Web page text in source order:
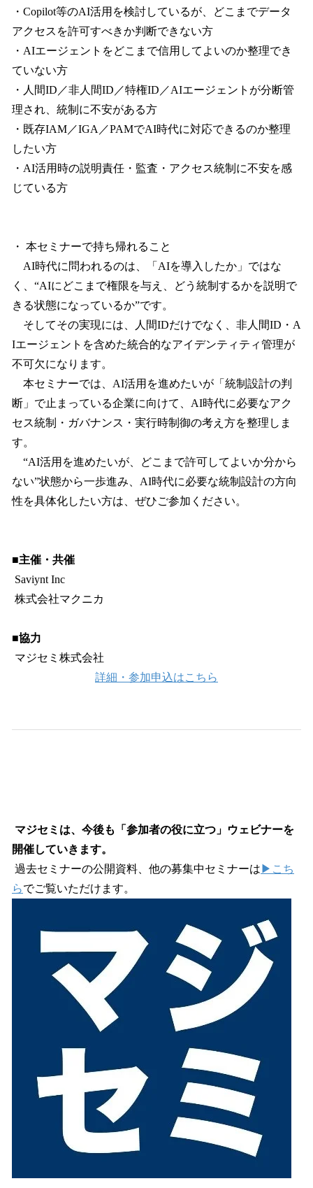
・Copilot等のAI活用を検討しているが、どこまでデータ
アクセスを許可すべきか判断できない方
・AIエージェントをどこまで信用してよいのか整理でき
ていない方
・人間ID／非人間ID／特権ID／AIエージェントが分断管
理され、統制に不安がある方
・既存IAM／IGA／PAMでAI時代に対応できるのか整理
したい方
・AI活用時の説明責任・監査・アクセス統制に不安を感
じている方
・ 本セミナーで持ち帰れること
AI時代に問われるのは、「AIを導入したか」ではな
く、“AIにどこまで権限を与え、どう統制するかを説明で
きる状態になっているか”です。
そしてその実現には、人間IDだけでなく、非人間ID・A
Iエージェントを含めた統合的なアイデンティティ管理が
不可欠になります。
本セミナーでは、AI活用を進めたいが「統制設計の判
断」で止まっている企業に向けて、AI時代に必要なアク
セス統制・ガバナンス・実行時制御の考え方を整理しま
す。
“AI活用を進めたいが、どこまで許可してよいか分から
ない”状態から一歩進み、AI時代に必要な統制設計の方向
性を具体化したい方は、ぜひご参加ください。
■主催・共催
Saviynt Inc
株式会社マクニカ
■協力
マジセミ株式会社
詳細・参加申込はこちら
マジセミは、今後も「参加者の役に立つ」ウェビナーを
開催していきます。
過去セミナーの公開資料、他の募集中セミナーは ▶こち
らでご覧いただけます。